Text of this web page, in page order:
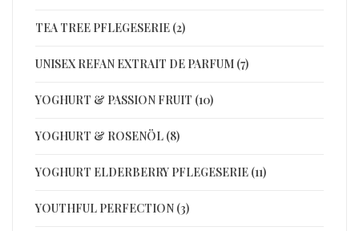
TEA TREE PFLEGESERIE (2)
UNISEX REFAN EXTRAIT DE PARFUM (7)
YOGHURT & PASSION FRUIT (10)
YOGHURT & ROSENÖL (8)
YOGHURT ELDERBERRY PFLEGESERIE (11)
YOUTHFUL PERFECTION (3)